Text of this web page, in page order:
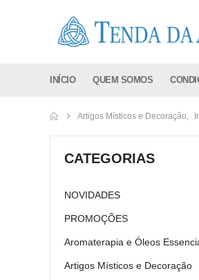
INÍCIO QUEM SOMOS
Artigos Místicos e Decoração,
CATEGORIAS
NOVIDADES
PROMOÇÕES
Aromaterapia e Óleos
Artigos Místicos e Decoração